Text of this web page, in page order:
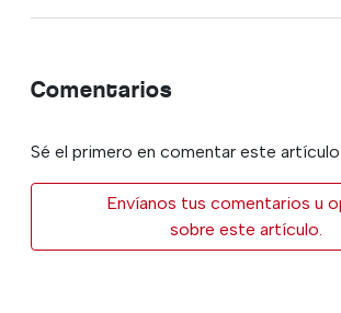
Comentarios
Sé el primero en comentar este artículo
Envíanos tus comentarios u
sobre este artículo.